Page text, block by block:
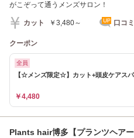
がこぞって通うメンズサロン！
カット ￥3,480～ 口コミ
クーポン
全員
【☆メンズ限定☆】カット+頭皮ケアス
￥4,480
Plants hair博多【プランツヘアー